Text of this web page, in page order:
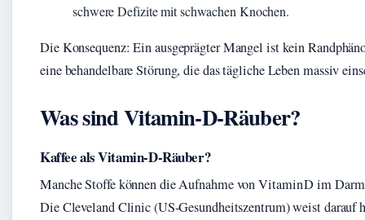
schwere Defizite mit schwachen Knochen.
Die Konsequenz: Ein ausgeprägter Mangel ist kein
eine behandelbare Störung, die das tägliche Leben massiv
Was sind Vitamin‑D‑Räuber?
Kaffee als Vitamin‑D‑Räuber?
Manche Stoffe können die Aufnahme von Vitamin D im
Die Cleveland Clinic (US‑Gesundheitszentrum) weist darauf